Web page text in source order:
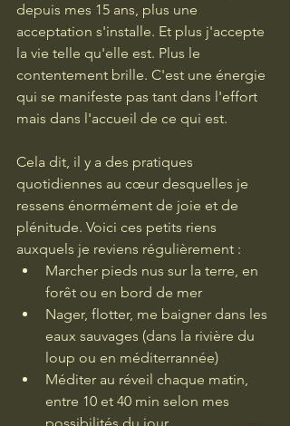
depuis mes 15 ans, plus une
acceptation s'installe. Et plus j'accepte
la vie telle qu'elle est. Plus le
contentement brille. C'est une énergie
qui se manifeste pas tant dans l'effort
mais dans l'accueil de ce qui est.
Cela dit, il y a des pratiques
quotidiennes au cœur desquelles je
ressens énormément de joie et de
plénitude. Voici ces petits riens
auxquels je reviens régulièrement :
Marcher pieds nus sur la terre, en
forêt ou en bord de mer
Nager, flotter, me baigner dans les
eaux sauvages (dans la rivière du
loup ou en méditerrannée)
Méditer au réveil chaque matin,
entre 10 et 40 min selon mes